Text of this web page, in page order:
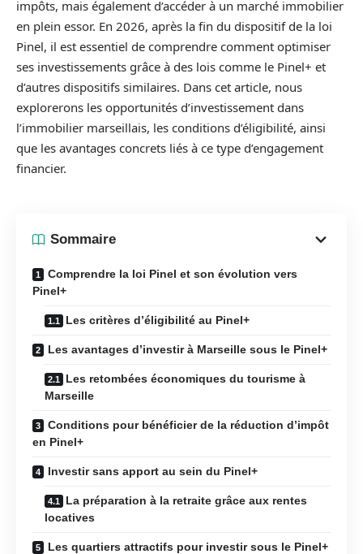
impôts, mais également d’accéder à un marché immobilier
en plein essor. En 2026, après la fin du dispositif de la loi
Pinel, il est essentiel de comprendre comment optimiser
ses investissements grâce à des lois comme le Pinel+ et
d’autres dispositifs similaires. Dans cet article, nous
explorerons les opportunités d’investissement dans
l’immobilier marseillais, les conditions d’éligibilité, ainsi
que les avantages concrets liés à ce type d’engagement
financier.
Sommaire
Comprendre la loi Pinel et son évolution vers
Pinel+
Les critères d’éligibilité au Pinel+
Les avantages d’investir à Marseille sous le Pinel+
Les retombées économiques du tourisme à
Marseille
Conditions pour bénéficier de la réduction d’impôt
en Pinel+
Investir sans apport au sein du Pinel+
La préparation à la retraite grâce aux rentes
locatives
Les quartiers attractifs pour investir sous le Pinel+